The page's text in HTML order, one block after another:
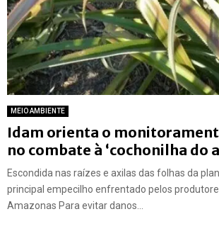
MEIO AMBIENTE
Idam orienta o
no combate à ‘cochonilha do
Escondida nas raízes e axilas das folhas da
principal empecilho enfrentado pelos
Amazonas Para evitar danos...